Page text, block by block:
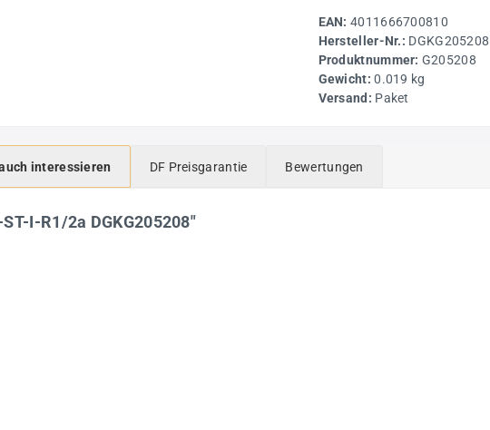
EAN: 4011666700810
Hersteller-Nr.: DGKG205208
Produktnummer: G205208
Gewicht:0.019 kg
Versand: Paket
interessieren DF Preisgarantie Bewertungen
I-R1/2a DGKG205208"